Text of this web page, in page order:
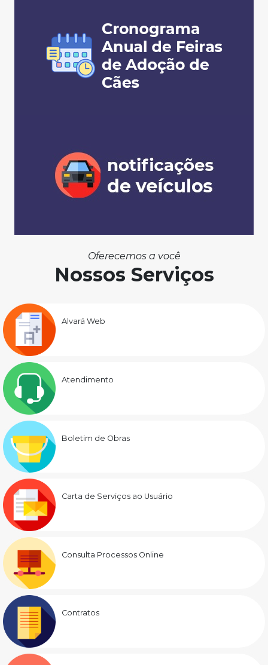
Oferecemos a você
Nossos Serviços
Alvará Web
Atendimento
Boletim de Obras
Carta de Serviços ao Usuário
Consulta Processos Online
Contratos